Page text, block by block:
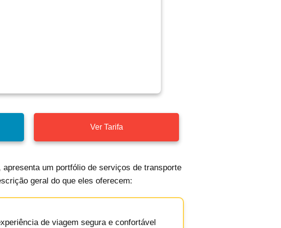
Ver Tarifa
um portfólio de serviços de transporte
geral do que eles oferecem:
de viagem segura e confortável